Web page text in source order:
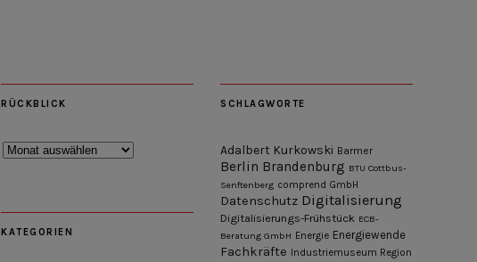
RÜCKBLICK
Rückblick
KATEGORIEN
SCHLAGWORTE
Adalbert Kurkowski Barmer
Berlin Brandenburg BTU Cottbus-
Senftenberg comprend GmbH
Datenschutz Digitalisierung
Digitalisierungs-Frühstück ECB-
Beratung GmbH Energie Energiewende
Fachkräfte Industriemuseum Region